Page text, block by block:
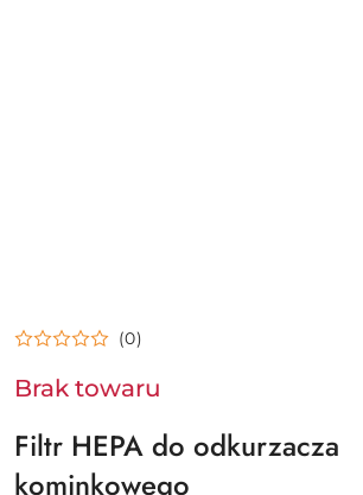
(0)
Brak towaru
Filtr HEPA do odkurzacza
kominkowego